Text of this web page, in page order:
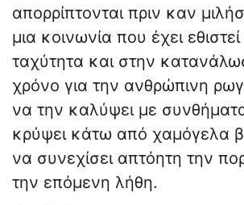
απορρίπτονται πριν καν
μια κοινωνία που έχει
ταχύτητα και στην
χρόνο για την ανθρώπινη
να την καλύψει με
κρύψει κάτω από χαμόγελα
να συνεχίσει απτόητη την
την επόμενη λήθη.